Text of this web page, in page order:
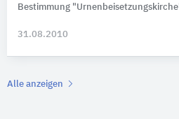
Bestimmung
31.08.2010
Alle anzeigen